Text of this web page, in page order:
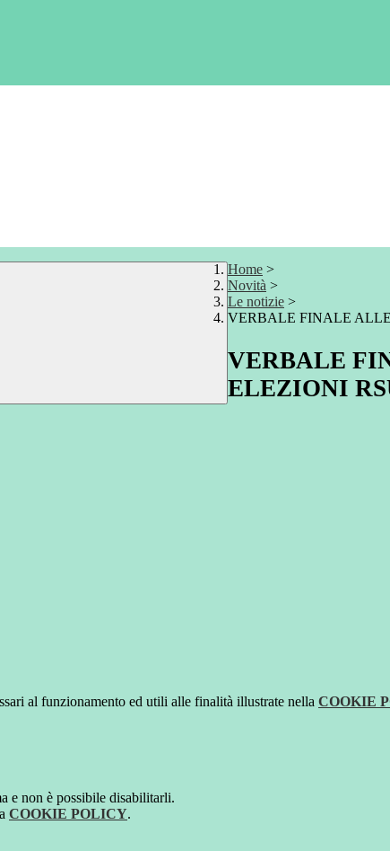
Home >
Novità >
Le notizie >
VERBALE FINALE
VERBALE
ELEZIONI
al funzionamento ed utili alle finalità illustrate nella COOKIE
e non è possibile disabilitarli.
COOKIE POLICY.